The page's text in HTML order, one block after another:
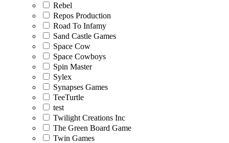
Rebel
Repos Production
Road To Infamy
Sand Castle Games
Space Cow
Space Cowboys
Spin Master
Sylex
Synapses Games
TeeTurtle
test
Twilight Creations Inc
The Green Board Game
Twin Games